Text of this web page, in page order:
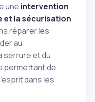
une intervention
et la sécurisation
réparer les
au
serrure et du
permettant de
dans les